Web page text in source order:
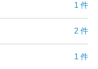
1 件
2 件
1 件